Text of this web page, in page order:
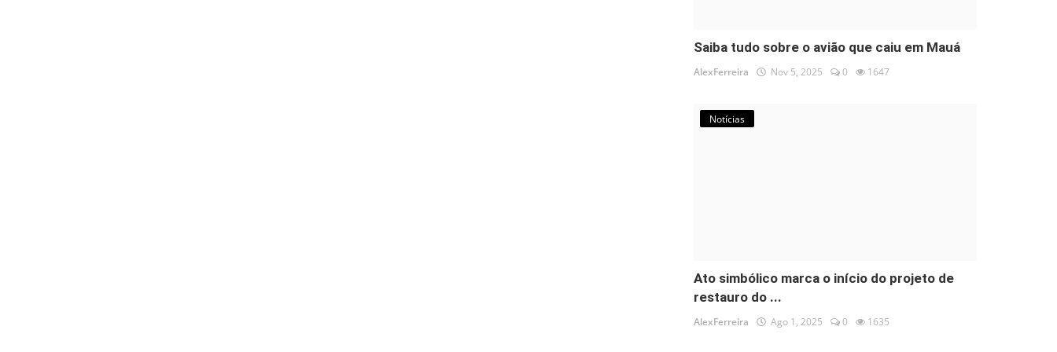
Saiba tudo sobre o avião que caiu em Mauá
AlexFerreira Nov 5, 2025 0 1647
Notícias
Ato simbólico marca o início do projeto de
restauro do ...
AlexFerreira Ago 1, 2025 0 1635